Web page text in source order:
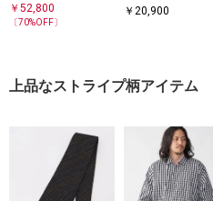
￥ 52,800
〔70%OFF〕
サマー トロピカル
￥20,900
上品なストライプ柄アイテム